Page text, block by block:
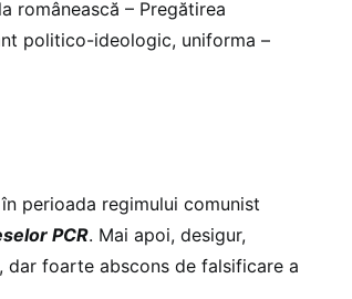
românească – Pregătirea
politico-ideologic, uniforma –
perioada regimului comunist
PCR. Mai apoi, desigur,
dar foarte abscons de falsificare a